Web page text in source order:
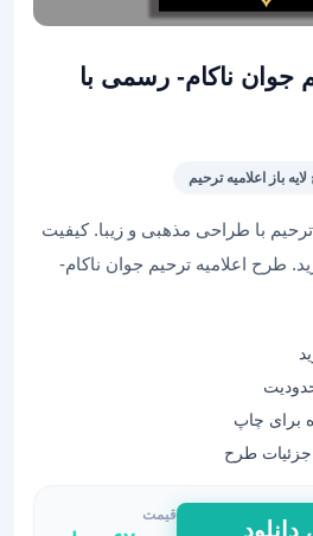
جوان ناکام- رسمی با
باز اعلامیه ترحیم
ترحیم با طراحی مذهبی و زیبا. کیفیت
طرح اعلامیه ترحیم جوان ناکام-
برای چاپ
جزئیات طرح
دانلود
قیمت